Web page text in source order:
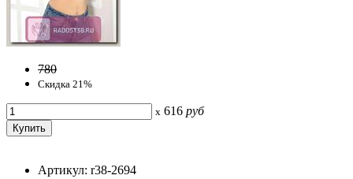
780
Скидка 21%
x 616 руб
Артикул: r38-2694